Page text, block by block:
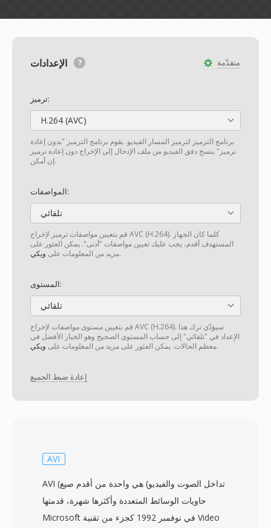
متقدّمة
ترميز:
H.264 (AVC)
برنامج الترميز لترميز المسار الفيديو. يقوم برنامج الترميز "بدون إعادة
ترميز" بنسخ دفق الفيديو من ملف الإدخال إلى الإخراج دون إعادة ترميز
إن أمكن.
المواصفات:
تلقائي
قم بتعيين مواصفات ترميز لإخراج AVC (H.264). كلما كان الجهاز
المستهدف أقدم، يجب عليك تعيين مواصفات "أدنى". يمكن العثور على
مزيد من المعلومات على ويكي .
المستوى:
تلقائي
قم بتعيين مستوى مواصفات لإخراج AVC (H.264). سيؤدّي ترك هذا
الإعداد في "تلقائي" إلى حساب المستوى الصحيح وهو الخيار الأفضل في
معظم الحالات. يمكن العثور على مزيد من المعلومات على ويكي .
إعادة ضبط الجميع
AVI
AVI (تداخل الصوت والفيديو) هي واحدة من أقدم صيغ
حاويات الوسائط المتعددة وأكثرها شهرة، قدمتها
Microsoft في نوفمبر 1992 كجزء من تقنية Video